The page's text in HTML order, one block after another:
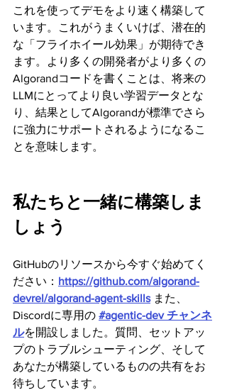
これを使ってデモをより速く構築して
います。これがうまくいけば、潜在的
な「フライホイール効果」が期待でき
ます。より多くの開発者がより多くの
Algorandコードを書くことは、将来の
LLMにとってより良い学習データとな
り、結果としてAlgorandが標準でさら
に強力にサポートされるようになるこ
とを意味します。
私たちと一緒に構築しま
しょう
GitHubのリソースから今すぐ始めてく
ださい： https://github.com/algorand-
devrel/algorand-agent-skills また、
Discordに専用の #agentic-dev チャンネ
ルを開設しました。質問、セットアッ
プのトラブルシューティング、そして
あなたが構築しているものの共有をお
待ちしています。